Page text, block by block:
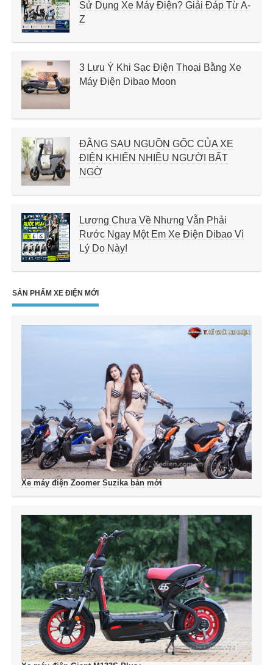
Sử Dụng Xe Máy Điện? Giải Đáp Từ A-
Z
3 Lưu Ý Khi Sạc Điện Thoại Bằng Xe
Máy Điện Dibao Moon
ĐẰNG SAU NGUỒN GỐC CỦA XE
ĐIỆN KHIẾN NHIỀU NGƯỜI BẤT
NGỜ
Lương Chưa Về Nhưng Vẫn Phải
Rước Ngay Một Em Xe Điện Dibao Vì
Lý Do Này!
SẢN PHẨM XE ĐIỆN MỚI
Xe máy điện Zoomer Suzika bản mới